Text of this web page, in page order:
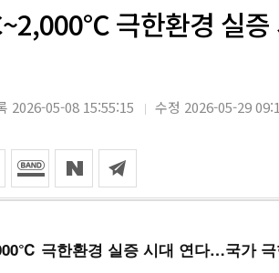
극한환경 실증
2026-05-08 15:55:15 수정 2026-05-29
극한환경 실증 시대 연다…국가 극